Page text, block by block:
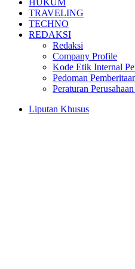
TRAVELING
TECHNO
REDAKSI
Redaksi
Company Profile
Kode Etik Internal
Pedoman
Peraturan
Liputan Khusus